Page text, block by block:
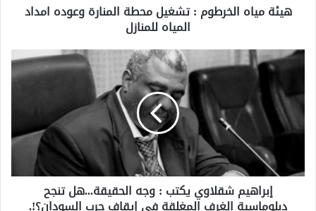
هيئة مياه الخرطوم : تشغيل محطة المنارة وعوده امداد
المياه للمنازل
إبراهيم شقلاوي يكتب : وجه الحقيقة...هل تنجح
دبلوماسية الغرف المغلقة في إيقاف حرب السودان؟!.